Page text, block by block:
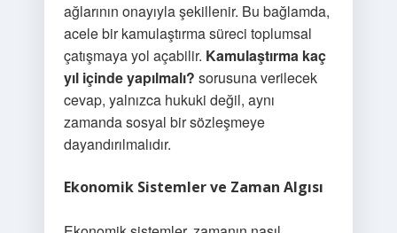
ağlarının onayıyla şekillenir. Bu bağlamda,
acele bir kamulaştırma süreci toplumsal
çatışmaya yol açabilir. Kamulaştırma kaç
yıl içinde yapılmalı? sorusuna verilecek
cevap, yalnızca hukuki değil, aynı
zamanda sosyal bir sözleşmeye
dayandırılmalıdır.
Ekonomik Sistemler ve Zaman Algısı